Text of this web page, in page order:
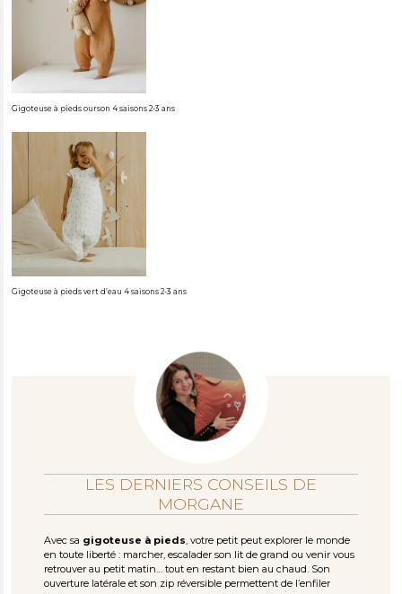
Gigoteuse à pieds ourson 4 saisons 2-3 ans
Gigoteuse à pieds vert d’eau 4 saisons 2-3 ans
LES DERNIERS CONSEILS DE
MORGANE
Avec sa gigoteuse à pieds , votre petit peut explorer le monde
en toute liberté : marcher, escalader son lit de grand ou venir vous
retrouver au petit matin… tout en restant bien au chaud. Son
ouverture latérale et son zip réversible permettent de l’enfiler